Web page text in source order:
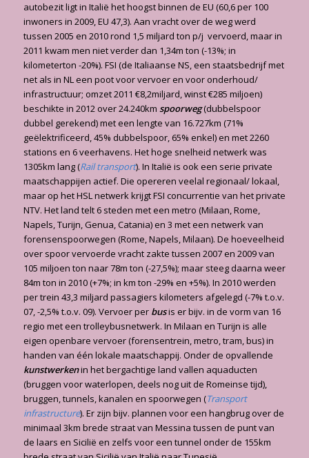
autobezit ligt in Italië het hoogst binnen de EU (60,6 per 100
inwoners in 2009, EU 47,3). Aan vracht over de weg werd
tussen 2005 en 2010 rond 1,5 miljard ton p/j vervoerd, maar in
2011 kwam men niet verder dan 1,34m ton (-13%; in
kilometerton -20%). FSI (de Italiaanse NS, een staatsbedrijf met
net als in NL een poot voor vervoer en voor onderhoud/
infrastructuur; omzet 2011 €8,2miljard, winst €285 miljoen)
beschikte in 2012 over 24.240km spoorweg(dubbelspoor
dubbel gerekend) met een lengte van 16.727km (71%
geëlektrificeerd, 45% dubbelspoor, 65% enkel) en met 2260
stations en 6 veerhavens. Het hoge snelheid netwerk was
1305km lang (Rail transport). In Italië is ook een serie private
maatschappijen actief. Die opereren veelal regionaal/ lokaal,
maar op het HSL netwerk krijgt FSI concurrentie van het private
NTV. Het land telt 6 steden met een metro (Milaan, Rome,
Napels, Turijn, Genua, Catania) en 3 met een netwerk van
forensenspoorwegen (Rome, Napels, Milaan). De hoeveelheid
over spoor vervoerde vracht zakte tussen 2007 en 2009 van
105 miljoen ton naar 78m ton (-27,5%); maar steeg daarna weer
84m ton in 2010 (+7%; in km ton -29% en +5%). In 2010 werden
per trein 43,3 miljard passagiers kilometers afgelegd (-7% t.o.v.
07, -2,5% t.o.v. 09). Vervoer per busis er bijv. in de vorm van 16
regio met een trolleybusnetwerk. In Milaan en Turijn is alle
eigen openbare vervoer (forensentrein, metro, tram, bus) in
handen van één lokale maatschappij. Onder de opvallende
kunstwerkenin het bergachtige land vallen aquaducten
(bruggen voor waterlopen, deels nog uit de Romeinse tijd),
bruggen, tunnels, kanalen en spoorwegen (Transport
infrastructure). Er zijn bijv. plannen voor een hangbrug over de
minimaal 3km brede straat van Messina tussen de punt van
de laars en Sicilië en zelfs voor een tunnel onder de 155km